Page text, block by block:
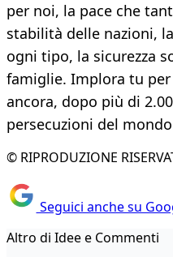
per noi, la pace che
stabilità delle nazioni,
ogni tipo, la sicurezza
famiglie. Implora tu per
ancora, dopo più di
persecuzioni del
© RIPRODUZIONE
Seguici anche su
Altro di Idee e Commenti